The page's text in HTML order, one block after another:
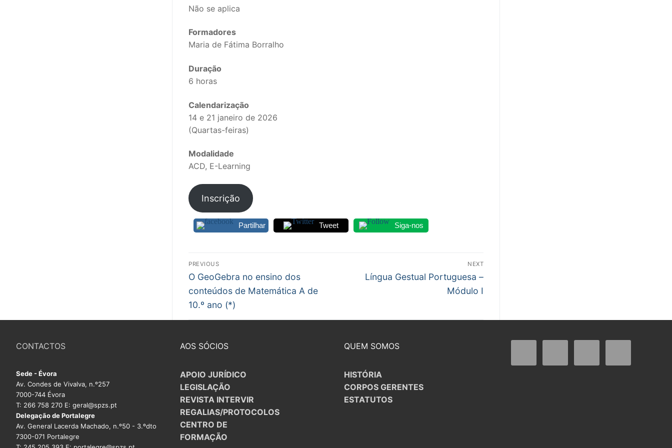
sindicalização
Legislação
Sectores
1º CICLO
2º/3º CEB / SECUNDÁRIO
ENSINO ARTÍSTICO
PARTICULAR / IPSS / MISERICÓRDIAS
ENSINO SUPERIOR
DOCENTES APOSENTADOS
Formação
Área de Sócios
Contactos
Não se aplica
Formadores
Maria de Fátima Borralho
Duração
6 horas
Calendarização
14 e 21 janeiro de 2026
(Quartas-feiras)
Modalidade
ACD, E-Learning
Inscrição
Partilhar Tweet Siga-nos
Navegação
de
artigos
PREVIOUS
Previous
post:
O GeoGebra no ensino dos
conteúdos de Matemática A de
10.º ano (*)
NEXT
Next
Língua Gestual Portuguesa –
Módulo I
CONTACTOS
Sede - Évora
Av. Condes de Vivalva, n.º257
7000-744 Évora
T: 266 758 270 E: geral@spzs.pt
Delegação de Portalegre
Av. General Lacerda Machado, n.º50 - 3.ºdto
7300-071 Portalegre
AOS SÓCIOS
APOIO JURÍDICO
LEGISLAÇÃO
REVISTA INTERVIR
REGALIAS/PROTOCOLOS
CENTRO DE
FORMAÇÃO
QUEM SOMOS
HISTÓRIA
CORPOS GERENTES
ESTATUTOS